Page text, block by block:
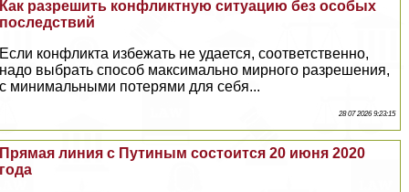
Как разрешить конфликтную ситуацию без особых
последствий
Если конфликта избежать не удается, соответственно,
надо выбрать способ максимально мирного разрешения,
с минимальными потерями для себя...
28 07 2026 9:23:15
Прямая линия с Путиным состоится 20 июня 2020
года